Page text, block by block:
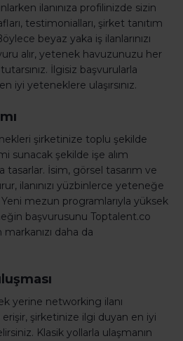
ilanınıza profilinizde sizin
testimonialları, şirket tanıtım
beyaz yaka iş ilanlarınızı
alır, yetenek havuzunuzu her
İlgisiz başvurularla
iyi yeteneklere ulaşırsınız.
şirketinize toplu şekilde
sunacak şekilde işe alım
tasarlar. İsim, görsel tasarım ve
ilanınızı yüzbinlerce yeteneğe
mezun programlarıyla yüksek
başvurusunu Toptalent.co
daha da
yerine networking ilanı
erişir, şirketinize ilgi duyan en iyi
Klasik yollarla ulaşmanın